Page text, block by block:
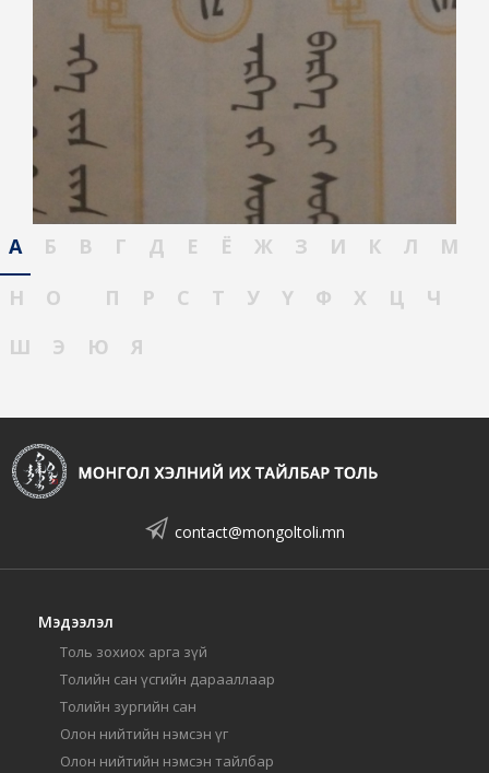
А Б В Г Д Е Ё Ж З И К Л
М
Н
О П Р С Т У Ү Ф Х Ц
Ч
Ш
Э Ю Я
contact@mongoltoli.mn
Мэдээлэл
Толь зохиох арга зүй
Толийн сан үсгийн дарааллаар
Толийн зургийн сан
Олон нийтийн нэмсэн үг
Олон нийтийн нэмсэн тайлбар